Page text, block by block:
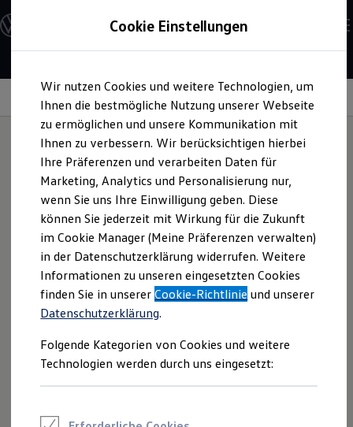
Hauptinhalt
springen
Footer
springen
Modelle und Konfigurator
Konfigurator
Modelle vergleichen
Elektroautos
ENERGY Sondermodelle
Nutzfahrzeuge
SUV und CUV
Familienautos
Kombis
Kompaktwagen
Sportwagen
Schnell verfügbare Fahrzeuge
Angebote und Produkte
Aktuelle Angebote
E-Auto-Förderung
Volkswagen Marktplatz
Die ENERGY Sondermodelle
Junge Gebrauchtwagen und Gebrauchtwagen
Volkswagen Zertifizierte Gebrauchtwagen
Elektromobilität bei Gebrauchtwagen
Saisonangebote
Reifenpakete
Leasing
Leasing-Angebote
Information
Unterwegsmit Kindern
Von der Babyschale bis zum Kindersitz im sportlichen
Design: Entdecken Sie verschiedene Kindersitze für eine
geschütztere sowie komfortable Reise der jüngsten
Fahrgäste. Diese Sitze erfüllen die Norm UN-R129.
Cookie Einstellungen
Wir nutzen Cookies und weitere Technologien, um
Ihnen die bestmögliche Nutzung unserer Webseite
zu ermöglichen und unsere Kommunikation mit
Ihnen zu verbessern. Wir berücksichtigen hierbei
Ihre Präferenzen und verarbeiten Daten für
Marketing, Analytics und Personalisierung nur,
wenn Sie uns Ihre Einwilligung geben. Diese
können Sie jederzeit mit Wirkung für die Zukunft
im Cookie Manager (Meine Präferenzen verwalten)
in der Datenschutzerklärung widerrufen. Weitere
Informationen zu unseren eingesetzten Cookies
finden Sie in unsererCookie-Richtlinie und unserer
Datenschutzerklärung.
Folgende Kategorien von Cookies und weitere
Technologien werden durch uns eingesetzt: